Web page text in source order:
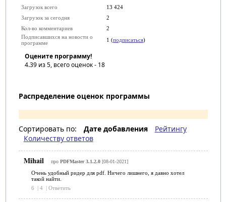
Загрузок всего
13 424
Загрузок за сегодня
2
Кол-во комментариев
2
Подписавшихся на новости о
программе
1 (подписаться)
Оцените программу!
4.39из 5, всего оценок - 18
Распределение оценок программы
Сортировать по: Дате добавления
Рейтингу
Количеству ответов
Mihail про PDFMaster 3.1.2.0[08-01-2021]
Очень удобный ридер для pdf. Ничего лишнего, я давно хотел
такой найти.
6
| 4 | Ответить